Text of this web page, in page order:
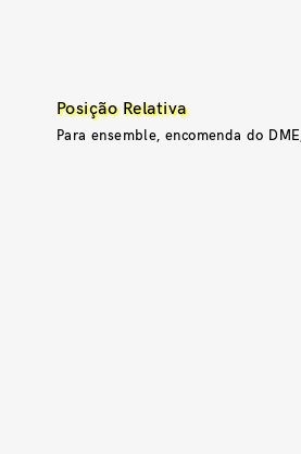
Posição Relativa
Para ensemble, encomenda do